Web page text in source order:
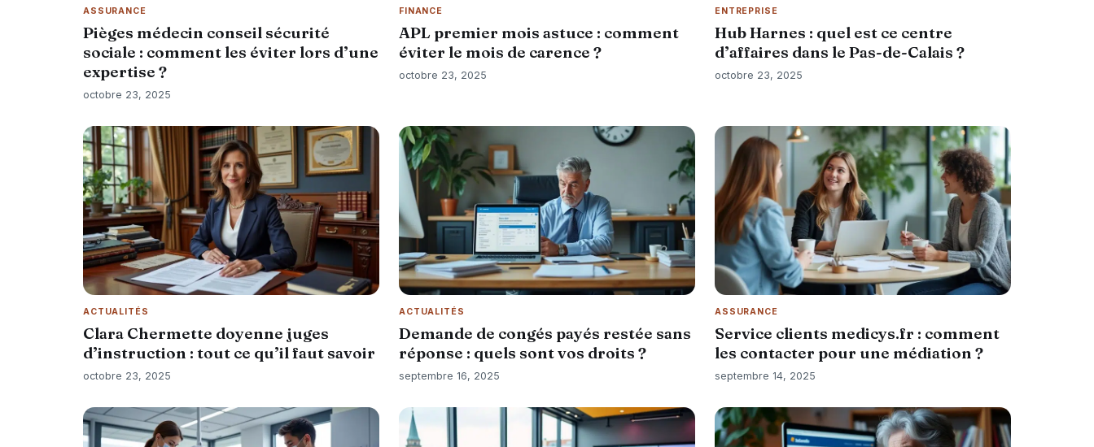
ASSURANCE
Pièges médecin conseil sécurité
sociale : comment les éviter lors d’une
expertise ?
octobre 23, 2025
FINANCE
APL premier mois astuce : comment
éviter le mois de carence ?
octobre 23, 2025
ENTREPRISE
Hub Harnes : quel est ce centre
d’affaires dans le Pas-de-Calais ?
octobre 23, 2025
ACTUALITÉS
Clara Chermette doyenne juges
d’instruction : tout ce qu’il faut savoir
octobre 23, 2025
ACTUALITÉS
Demande de congés payés restée sans
réponse : quels sont vos droits ?
septembre 16, 2025
ASSURANCE
Service clients medicys.fr : comment
les contacter pour une médiation ?
septembre 14, 2025